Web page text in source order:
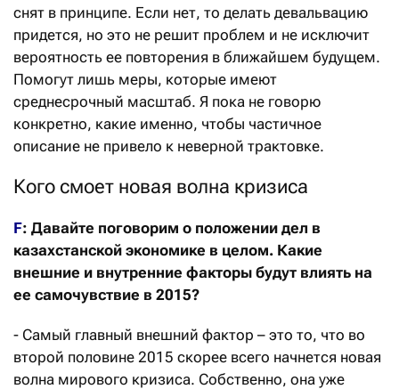
снят в принципе. Если нет, то делать девальвацию
придется, но это не решит проблем и не исключит
вероятность ее повторения в ближайшем будущем.
Помогут лишь меры, которые имеют
среднесрочный масштаб. Я пока не говорю
конкретно, какие именно, чтобы частичное
описание не привело к неверной трактовке.
Кого смоет новая волна кризиса
F: Давайте поговорим о положении дел в
казахстанской экономике в целом. Какие
внешние и внутренние факторы будут влиять на
ее самочувствие в 2015?
- Самый главный внешний фактор – это то, что во
второй половине 2015 скорее всего начнется новая
волна мирового кризиса. Собственно, она уже